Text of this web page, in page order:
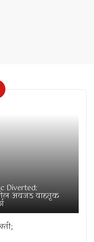
Diverted:
अवजड वाहतूक